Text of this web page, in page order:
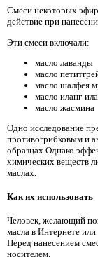
Смеси некоторых
действие при
Эти смеси включали:
масло лаванды
масло
масло шалфея
масло иланг-
масло жасмина
Одно исследование
противогрибковым и
образцах.Однако
химических веществ
маслах.
Как их использовать
Человек, желающий
масла в Интернете
Перед нанесением
носителем.